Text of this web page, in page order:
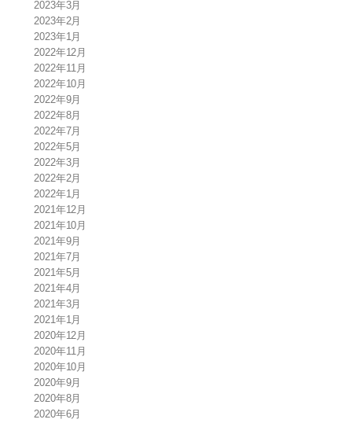
2023年3月
2023年2月
2023年1月
2022年12月
2022年11月
2022年10月
2022年9月
2022年8月
2022年7月
2022年5月
2022年3月
2022年2月
2022年1月
2021年12月
2021年10月
2021年9月
2021年7月
2021年5月
2021年4月
2021年3月
2021年1月
2020年12月
2020年11月
2020年10月
2020年9月
2020年8月
2020年6月